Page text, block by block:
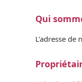
Qui
L’adresse de